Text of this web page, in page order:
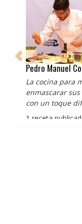
Pedro Manuel
La cocina para mi
enmascarar sus
con un toque
1 receta publicada